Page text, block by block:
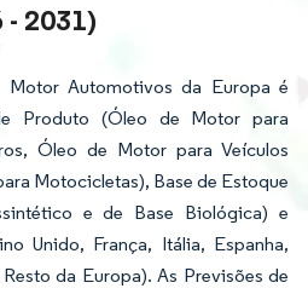
- 2031)
Automotivos da Europa é
Produto (Óleo de Motor para
Óleo de Motor para Veículos
Motocicletas), Base de Estoque
e de Base Biológica) e
Unido, França, Itália, Espanha,
da Europa). As Previsões de